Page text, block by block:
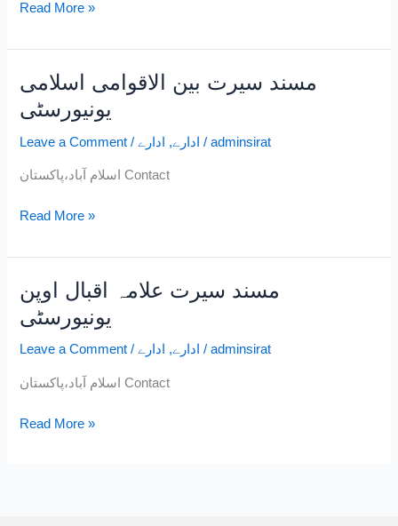
Read More »
مسند سیرت بین الاقوامی اسلامی
یونیورسٹی
Leave a Comment / ادارے, ادارے /adminsirat
اسلام آباد،پاکستان Contact
سیرت
بین
الاقوامی
یونیورسٹی
Read More »
مسند سیرت علامہ اقبال اوپن
یونیورسٹی
Leave a Comment / ادارے, ادارے /adminsirat
اسلام آباد،پاکستان Contact
سیرت
علامہ
اقبال
یونیورسٹی
Read More »